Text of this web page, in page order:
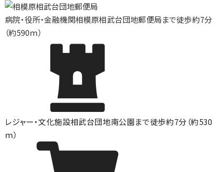
病院・役所・金融機関相模原相武台団地郵便局まで徒歩約7分
（約590ｍ）
レジャー・文化施設相武台団地南公園まで徒歩約7分（約530
ｍ）